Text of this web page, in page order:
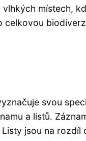
místech,
celkovou
svou
a listů.
jsou na rozdíl